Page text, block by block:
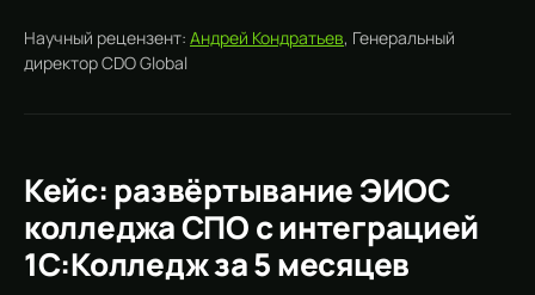
Научный рецензент: Андрей Кондратьев, Генеральный
директор CDO Global
Кейс: развёртывание ЭИОС
колледжа СПО с интеграцией
1С:Колледж за 5 месяцев